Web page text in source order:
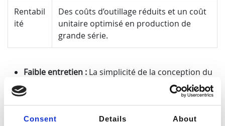
Consent Details About
Rentabil
ité
Des coûts d’outillage réduits et un coût
unitaire optimisé en production de
grande série.
Faible entretien : La simplicité de la conception du
moule facilite le nettoyage et l’entretien, ce qui
réduit les coûts de maintenance et les temps
d’arrêt par rapport à des systèmes plus
complexes.